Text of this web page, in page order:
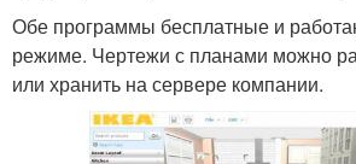
Обе программы бесплатные и
режиме. Чертежи с планами можно
или хранить на сервере компании.